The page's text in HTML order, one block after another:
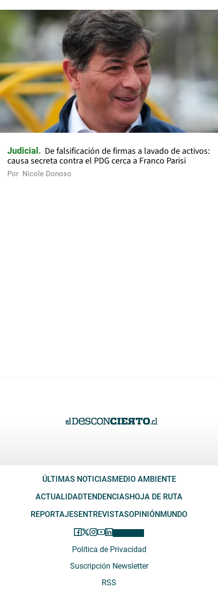
Judicial
De falsificación de firmas a lavado de activos:
causa secreta contra el PDG cerca a Franco Parisi
Por Nicole Donoso
ÚLTIMAS NOTICIAS MEDIO AMBIENTE
ACTUALIDADTENDENCIAS HOJA DE RUTA
REPORTAJES ENTREVISTASOPINIÓN MUNDO
Política de Privacidad
Suscripción Newsletter
RSS